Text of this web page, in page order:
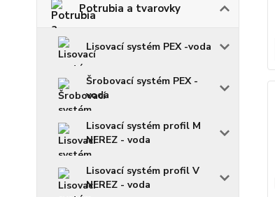
Potrubia a tvarovky
Lisovací systém PEX -voda
Šrobovací systém PEX -
voda
Lisovací systém profil M
NEREZ - voda
Lisovací systém profil V
NEREZ - voda